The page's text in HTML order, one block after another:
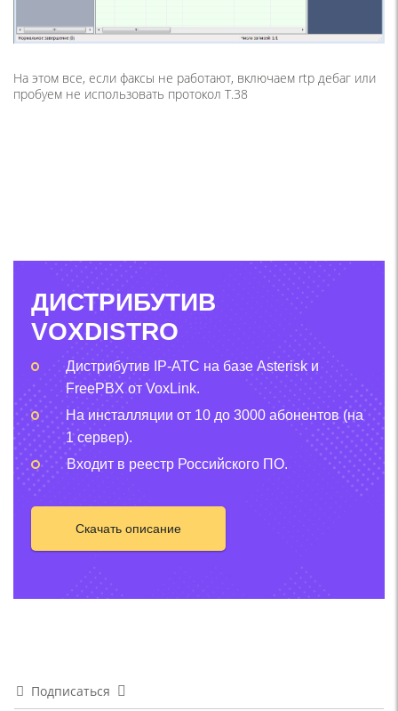
На этом все, если факсы не работают, включаем rtp дебаг или
пробуем не использовать протокол T.38
ДИСТРИБУТИВ
VOXDISTRO
Дистрибутив IP-АТС на базе Asterisk и
FreePBX от VoxLink.
На инсталляции от 10 до 3000 абонентов (на
1 сервер).
Входит в реестр Российского ПО.
Скачать описание
Подписаться